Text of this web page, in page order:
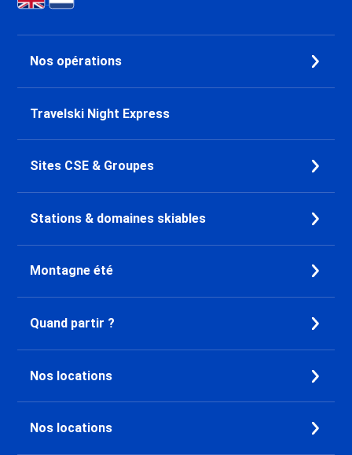
Nos opérations
Travelski Night Express
Sites CSE & Groupes
Stations & domaines skiables
Montagne été
Quand partir ?
Nos locations
Nos locations